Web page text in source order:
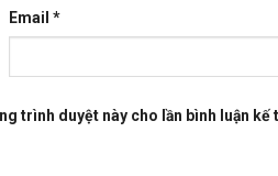
Email *
trình duyệt này cho lần bình luận kế